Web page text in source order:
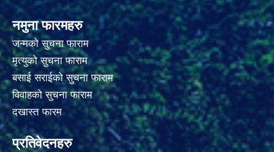
नमुना फारमहरु
जन्मको सुचना फाराम
मृत्युको सुचना फाराम
बसाई सराईको सुचना फाराम
विवाहको सुचना फाराम
दखास्त फारम
प्रतिवेदनहरु